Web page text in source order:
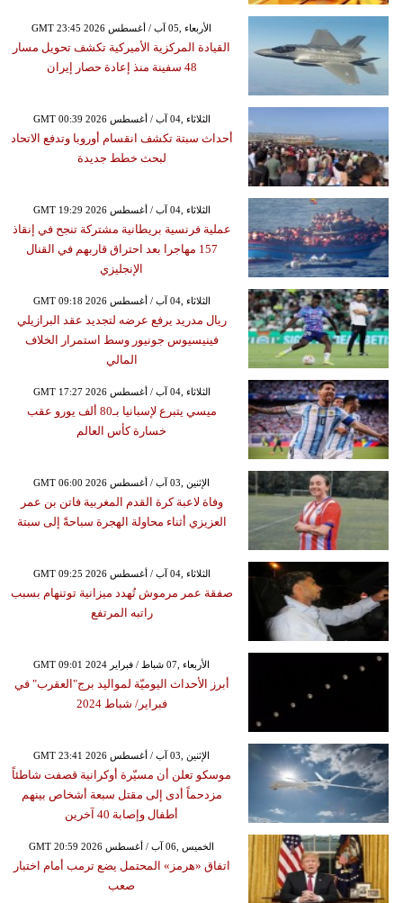
GMT 23:45 2026 الأربعاء ,05 آب / أغسطس
القيادة المركزية الأميركية تكشف تحويل مسار
48 سفينة منذ إعادة حصار إيران
GMT 00:39 2026 الثلاثاء ,04 آب / أغسطس
أحداث سبتة تكشف انقسام أوروبا وتدفع الاتحاد
لبحث خطط جديدة
GMT 19:29 2026 الثلاثاء ,04 آب / أغسطس
عملية فرنسية بريطانية مشتركة تنجح في إنقاذ
157 مهاجرا بعد احتراق قاربهم في القنال
الإنجليزي
GMT 09:18 2026 الثلاثاء ,04 آب / أغسطس
ريال مدريد يرفع عرضه لتجديد عقد البرازيلي
فينيسيوس جونيور وسط استمرار الخلاف
المالي
GMT 17:27 2026 الثلاثاء ,04 آب / أغسطس
ميسي يتبرع لإسبانيا بـ80 ألف يورو عقب
خسارة كأس العالم
GMT 06:00 2026 الإثنين ,03 آب / أغسطس
وفاة لاعبة كرة القدم المغربية فاتن بن عمر
العزيزي أثناء محاولة الهجرة سباحةً إلى سبتة
GMT 09:25 2026 الثلاثاء ,04 آب / أغسطس
صفقة عمر مرموش تُهدد ميزانية توتنهام بسبب
راتبه المرتفع
GMT 09:01 2024 الأربعاء ,07 شباط / فبراير
أبرز الأحداث اليوميّة لمواليد برج"العقرب" في
فبراير/ شباط 2024
GMT 23:41 2026 الإثنين ,03 آب / أغسطس
موسكو تعلن أن مسيّرة أوكرانية قصفت شاطئاً
مزدحماً أدى إلى مقتل سبعة أشخاص بينهم
أطفال وإصابة 40 آخرين
GMT 20:59 2026 الخميس ,06 آب / أغسطس
اتفاق «هرمز» المحتمل يضع ترمب أمام اختبار
صعب